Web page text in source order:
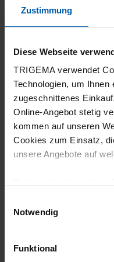
Zustimmung
Diese Webseite
TRIGEMA verwendet
Technologien, um Ihnen
zugeschnittenes
Online-Angebot stetig
kommen auf unseren
Cookies zum Einsatz,
unsere Angebote auf
grundlegende
gewährleisten.
Notwendig
Funktional
V-Neck Shirt DELUXE
shipping